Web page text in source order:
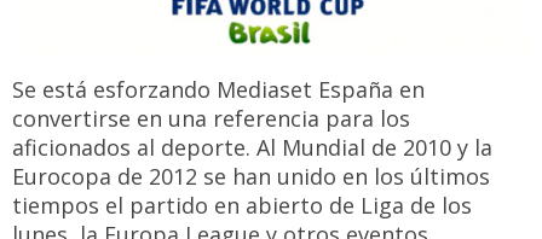
Se está esforzando Mediaset España en
convertirse en una referencia para los
aficionados al deporte. Al Mundial de 2010 y la
Eurocopa de 2012 se han unido en los últimos
tiempos el partido en abierto de Liga de los